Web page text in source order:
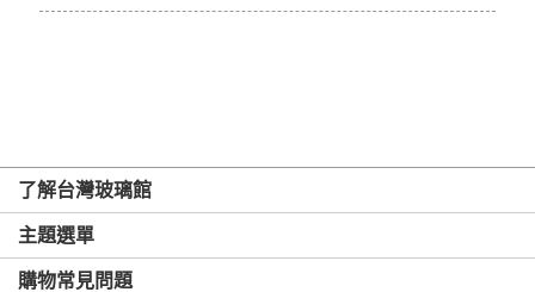
了解台灣玻璃館
主題選單
購物常見問題